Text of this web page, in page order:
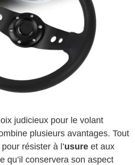
judicieux pour le volant
plusieurs avantages. Tout
résister à l’usure et aux
qu’il conservera son aspect